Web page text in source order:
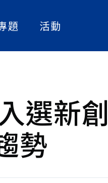
製造
下
題 活動
選新
勢